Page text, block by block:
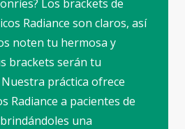
Los brackets de
Radiance son claros, así
noten tu hermosa y
brackets serán tu
práctica ofrece
Radiance a pacientes de
una